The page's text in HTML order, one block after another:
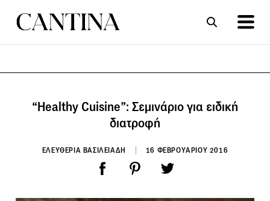
“Healthy Cuisine”: Σεμινάριο για ειδική
διατροφή
ΕΛΕΥΘΕΡΙΑ ΒΑΣΙΛΕΙΑΔΗ 16 ΦΕΒΡΟΥΑΡΙΟΥ 2016